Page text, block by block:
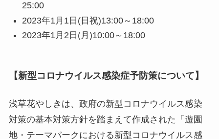
25:00
2023年1月1日(日祝)13:00～18:00
2023年1月2日(月)10:00～18:00
【新型コロナウイルス感染症予防策について】
浅草花やしきは、政府の新型コロナウイルス感染
対策の基本対策方針を踏まえて作成された「遊園
地・テーマパークにおける新型コロナウイルス感